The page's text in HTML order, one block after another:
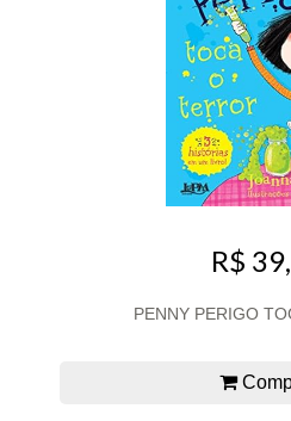
R$
PENNY PERIGO